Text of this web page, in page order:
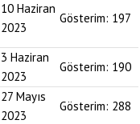
10 Haziran
2023
Gösterim: 197
3 Haziran
2023
Gösterim: 190
27 Mayıs
2023
Gösterim: 288